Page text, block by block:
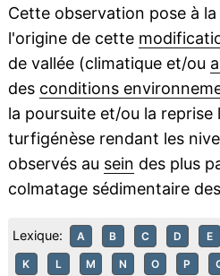
Cette observation pose à
l'origine de cette
de vallée (climatique et/ou
des conditions
la poursuite et/ou la reprise
turfigénèse rendant les
observés au sein des plus
colmatage sédimentaire
Lexique: A B C D E
K L M N O P